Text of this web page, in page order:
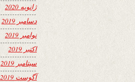
ژانویه 2020
دسامبر 2019
نوامبر 2019
اکتبر 2019
سپتامبر 2019
آگوست 2019